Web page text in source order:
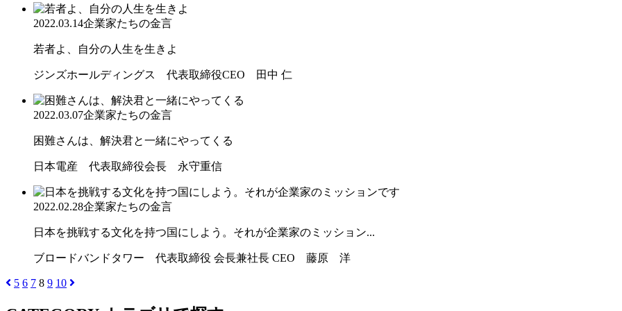
2022.03.14企業家たちの金言
若者よ、自分の人生を生きよ
ジンズホールディングス 代表取締役CEO 田中 仁
2022.03.07企業家たちの金言
困難さんは、解決君と一緒にやってくる
日本電産 代表取締役会長 永守重信
2022.02.28企業家たちの金言
日本を挑戦する文化を持つ国にしよう。それが企業家のミッション...
ブロードバンドタワー 代表取締役 会長兼社長 CEO 藤原 洋
5 6 7 8 9 10